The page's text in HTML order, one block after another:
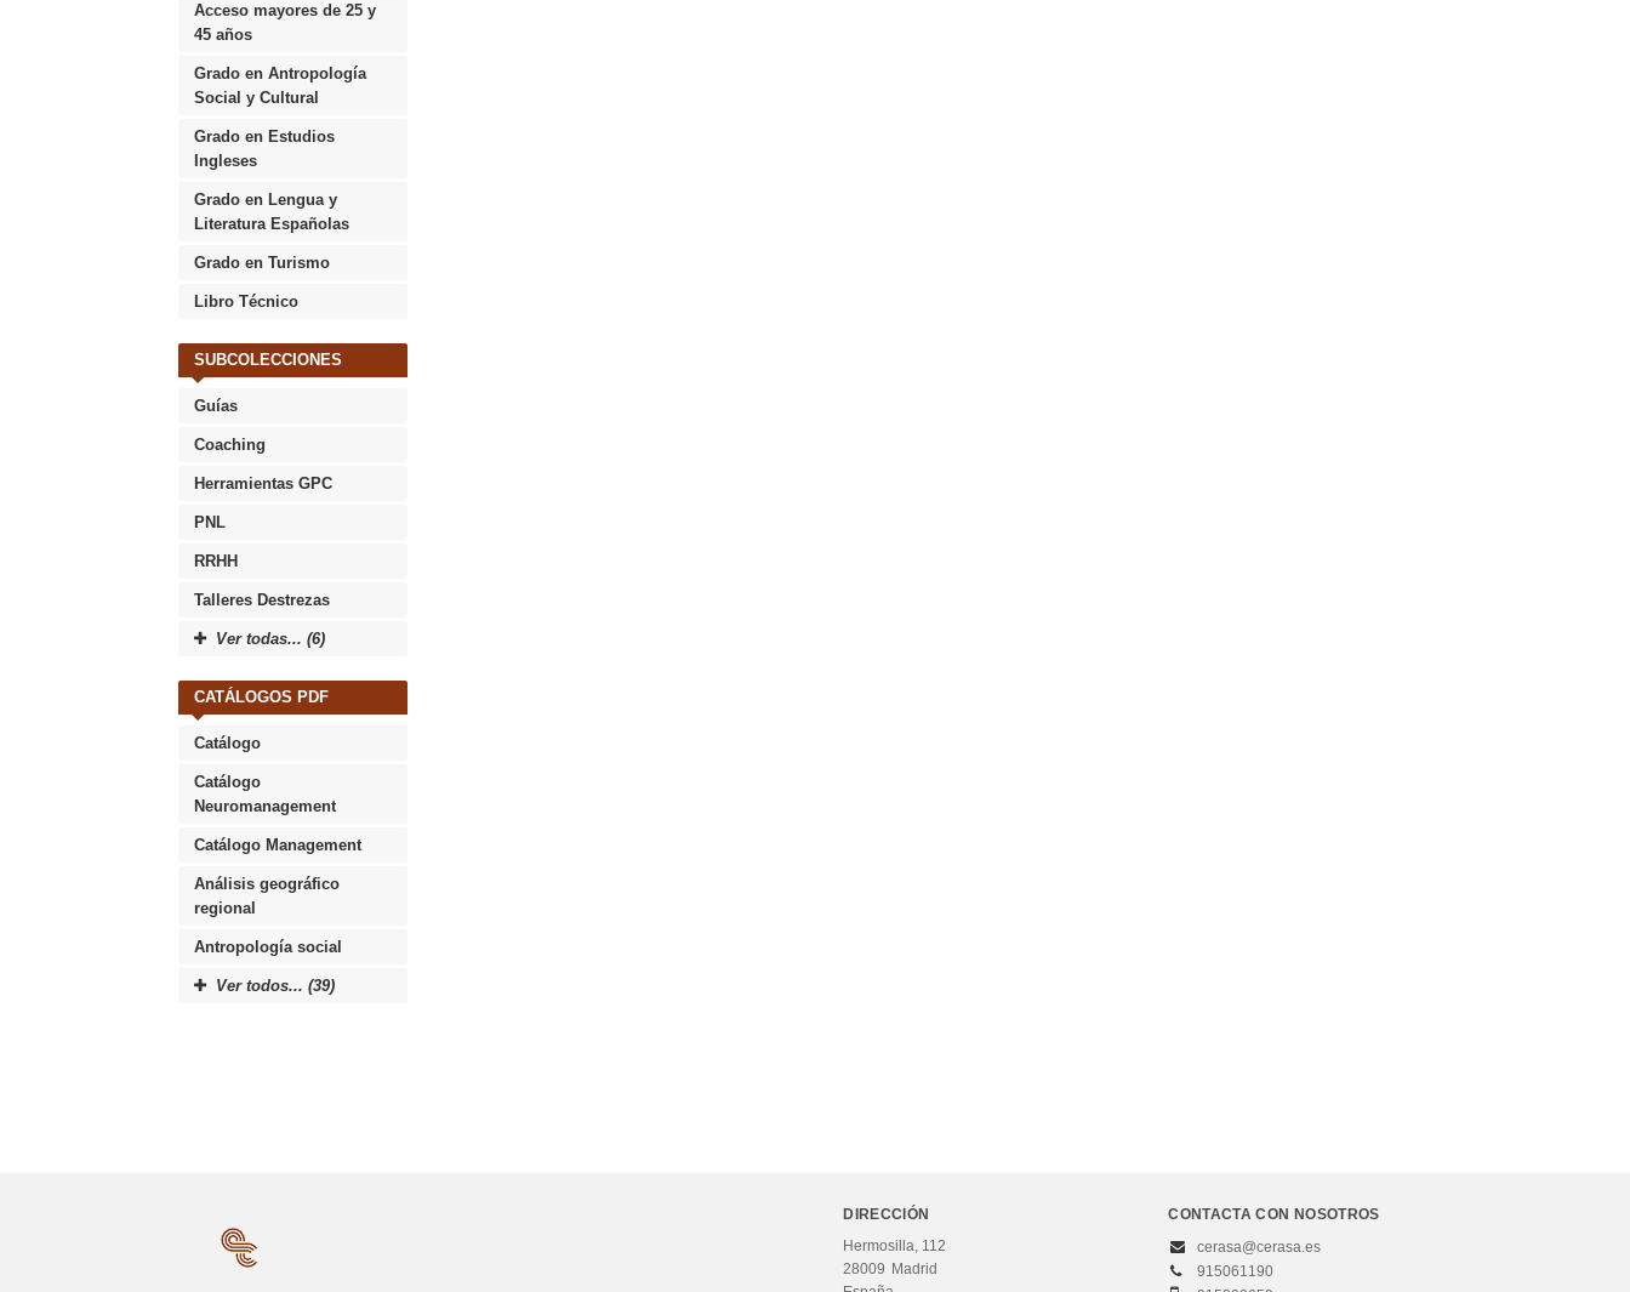
Acceso mayores de 25 y
45 años
Grado en Antropología
Social y Cultural
Grado en Estudios
Ingleses
Grado en Lengua y
Literatura Españolas
Grado en Turismo
Libro Técnico
SUBCOLECCIONES
Guías
Coaching
Herramientas GPC
PNL
RRHH
Talleres Destrezas
Ver todas... (6)
CATÁLOGOS PDF
Catálogo
Catálogo
Neuromanagement
Catálogo Management
Análisis geográfico
regional
Antropología social
Ver todos... (39)
DIRECCIÓN
Hermosilla, 112
28009 Madrid
CONTACTA CON NOSOTROS
cerasa@cerasa.es
915061190